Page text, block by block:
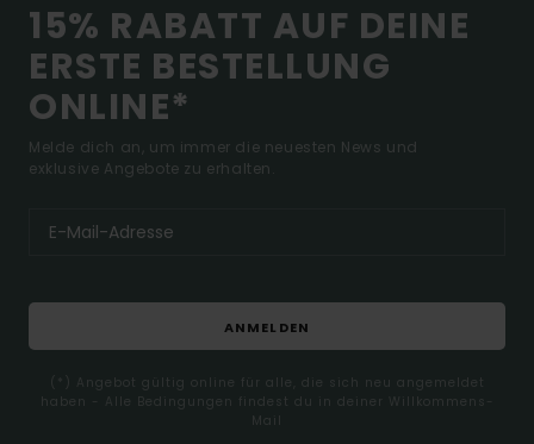
15% RABATT AUF DEINE
ERSTE BESTELLUNG
ONLINE*
Melde dich an, um immer die neuesten News und
exklusive Angebote zu erhalten.
ANMELDEN
(*) Angebot gültig online für alle, die sich neu angemeldet
haben - Alle Bedingungen findest du in deiner Willkommens-
Mail